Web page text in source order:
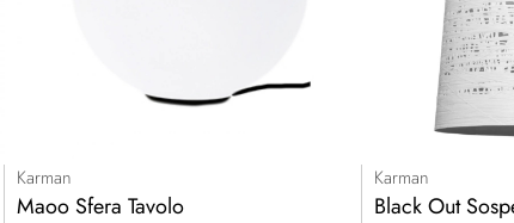
Karman
Maoo Sfera Tavolo
Karman
Black Out